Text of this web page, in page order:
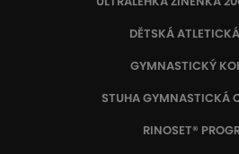
DĚTSKÁ
GYMNASTICKÝ
STUHA GYMNASTICKÁ
RINOSET®